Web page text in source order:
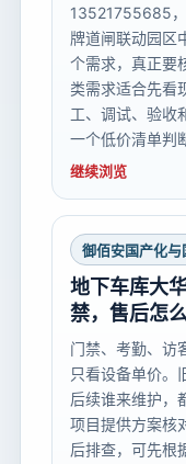
13521755685
牌道闸联动园区
个需求，真正要
类需求适合先看
工、调试、验收
一个低价清单判
继续浏览
御佰安国产化与
地下车库大
禁，售后怎
门禁、考勤、访
只看设备单价。
后续谁来维护，
项目提供方案核
后排查，可先根